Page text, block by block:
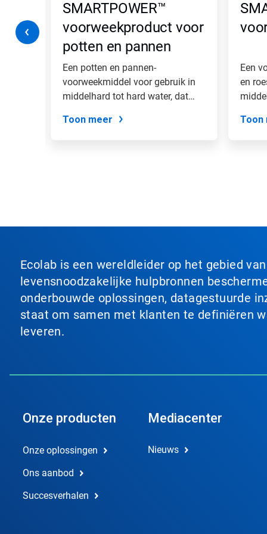
navigeren
spring
SMARTPOWER™
voorweekproduct voor
potten en pannen
Een potten en pannen-
voorweekmiddel voor gebruik in
middelhard tot hard water, dat
Toon meer
Een
en
Toon
Ecolab is een wereldleider op het gebied
levensnoodzakelijke hulpbronnen
onderbouwde oplossingen, datagestuurde
staat om samen met klanten te definiëren
leveren.
Onze producten
Onze oplossingen
Ons aanbod
Succesverhalen
Mediacenter
Nieuws